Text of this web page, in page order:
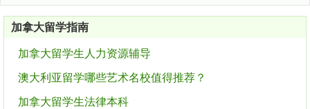
加拿大留学指南
加拿大留学生人力资源辅导
澳大利亚留学哪些艺术名校值得推荐？
加拿大留学生法律本科